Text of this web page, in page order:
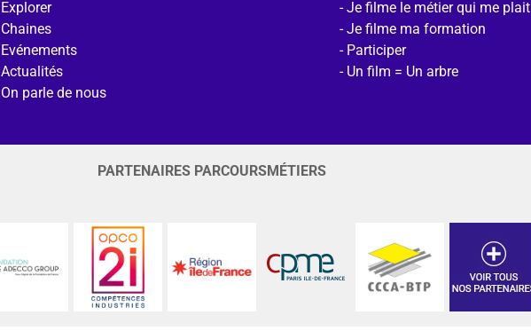
Explorer
Chaines
Evénements
Actualités
On parle de nous
Je filme le métier qui me plait
Je filme ma formation
Participer
Un film = Un arbre
PARTENAIRES PARCOURSMÉTIERS